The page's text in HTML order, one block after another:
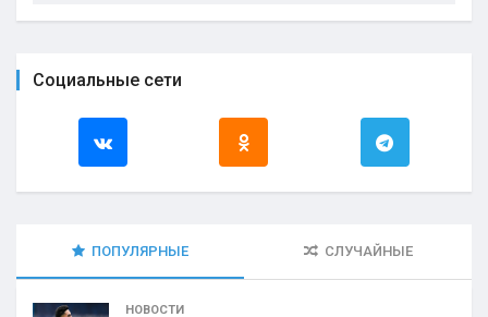
Социальные сети
ПОПУЛЯРНЫЕ СЛУЧАЙНЫЕ
НОВОСТИ